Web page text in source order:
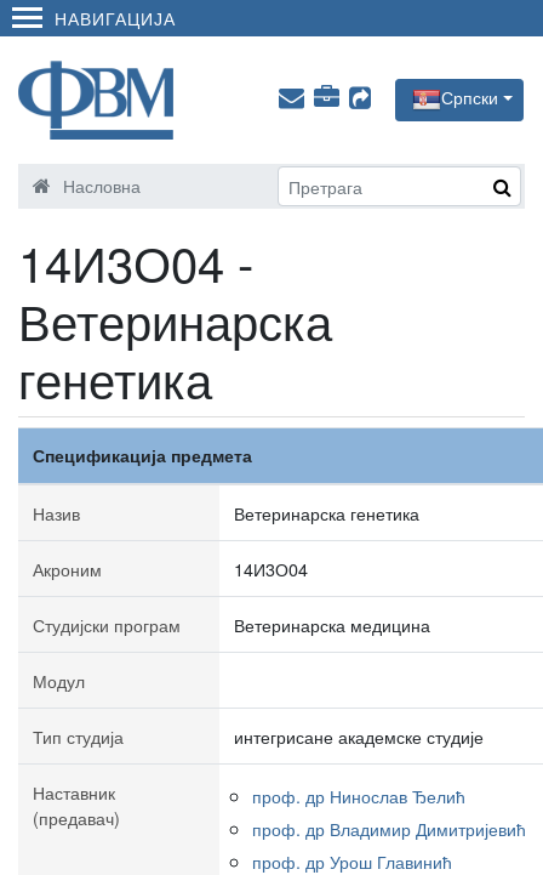
НАВИГАЦИЈА
Српски
Насловна
14И3О04 -
Ветеринарска
генетика
Спецификација предмета
Назив Ветеринарска генетика
Акроним 14И3О04
Студијски програм Ветеринарска медицина
Модул
Тип студија интегрисане академске студије
Наставник
(предавач)
проф. др Нинослав Ђелић
проф. др Владимир Димитријевић
проф. др Урош Главинић